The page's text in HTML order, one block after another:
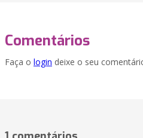
Comentários
Faça o login deixe o seu